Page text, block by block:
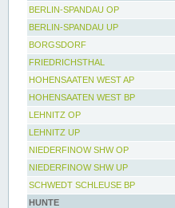
BERLIN-SPANDAU OP
BERLIN-SPANDAU UP
BORGSDORF
FRIEDRICHSTHAL
HOHENSAATEN WEST AP
HOHENSAATEN WEST BP
LEHNITZ OP
LEHNITZ UP
NIEDERFINOW SHW OP
NIEDERFINOW SHW UP
SCHWEDT SCHLEUSE BP
HUNTE